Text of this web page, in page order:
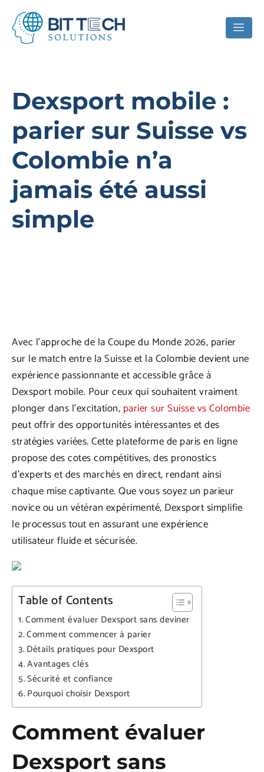
Dexsport mobile :
parier sur Suisse vs
Colombie n’a
jamais été aussi
simple
Avec l’approche de la Coupe du Monde 2026, parier
sur le match entre la Suisse et la Colombie devient une
expérience passionnante et accessible grâce à
Dexsport mobile. Pour ceux qui souhaitent vraiment
plonger dans l’excitation, parier sur Suisse vs Colombie
peut offrir des opportunités intéressantes et des
stratégies variées. Cette plateforme de paris en ligne
propose des cotes compétitives, des pronostics
d’experts et des marchés en direct, rendant ainsi
chaque mise captivante. Que vous soyez un parieur
novice ou un vétéran expérimenté, Dexsport simplifie
le processus tout en assurant une expérience
utilisateur fluide et sécurisée.
Table of Contents
Comment évaluer Dexsport sans deviner
Comment commencer à parier
Détails pratiques pour Dexsport
Avantages clés
Sécurité et confiance
Pourquoi choisir Dexsport
Comment évaluer
Dexsport sans